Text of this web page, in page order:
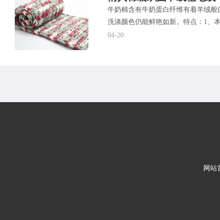
牛奶棉含有牛奶蛋白纤维有着羊绒
洗涤颜色仍能鲜艳如新。特点：1、
04-20
网站